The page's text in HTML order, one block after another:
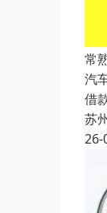
常
汽
借
苏
26-